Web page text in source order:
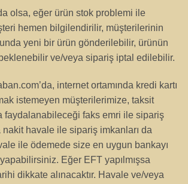
olsa, eğer ürün stok problemi ile
hemen bilgilendirilir, müşterilerinin
yeni bir ürün gönderilebilir, ürünün
ve/veya sipariş iptal edilebilir.
internet ortamında kredi kartı
istemeyen müşterilerimize, taksit
faydalanabileceği faks emri ile sipariş
havale ile sipariş imkanları da
ile ödemede size en uygun bankayı
Eğer EFT yapılmışsa
dikkate alınacaktır. Havale ve/veya